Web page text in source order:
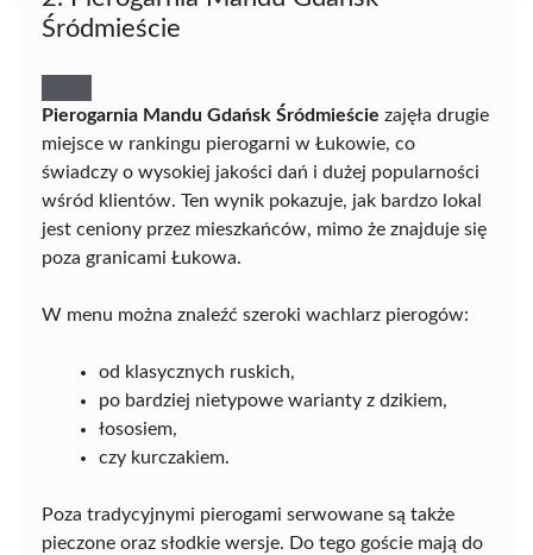
Śródmieście
Pierogarnia Mandu Gdańsk Śródmieście zajęła drugie
miejsce w rankingu pierogarni w Łukowie, co
świadczy o wysokiej jakości dań i dużej popularności
wśród klientów. Ten wynik pokazuje, jak bardzo lokal
jest ceniony przez mieszkańców, mimo że znajduje się
poza granicami Łukowa.
W menu można znaleźć szeroki wachlarz pierogów:
od klasycznych ruskich,
po bardziej nietypowe warianty z dzikiem,
łososiem,
czy kurczakiem.
Poza tradycyjnymi pierogami serwowane są także
pieczone oraz słodkie wersje. Do tego goście mają do